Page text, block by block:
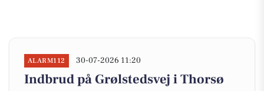
ALARM112 30-07-2026 11:20
Indbrud på Grølstedsvej i Thorsø